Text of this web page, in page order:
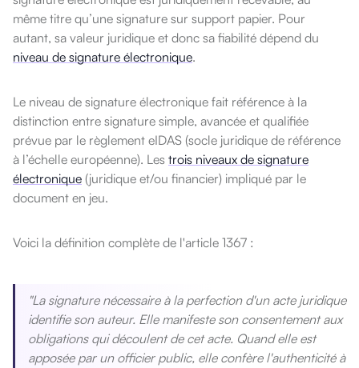
même titre qu’une signature sur support papier. Pour
autant, sa valeur juridique et donc sa fiabilité dépend du
niveau de signature électronique.
Le niveau de signature électronique fait référence à la
distinction entre signature simple, avancée et qualifiée
prévue par le règlement eIDAS (socle juridique de référence
à l’échelle européenne). Les trois niveaux de signature
électronique (juridique et/ou financier) impliqué par le
document en jeu.
Voici la définition complète de l'article 1367 :
"La signature nécessaire à la perfection d'un acte juridique
identifie son auteur. Elle manifeste son consentement aux
obligations qui découlent de cet acte. Quand elle est
apposée par un officier public, elle confère l'authenticité à